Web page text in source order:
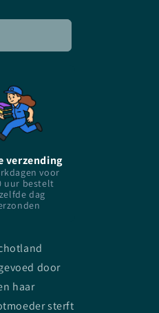
verzending
voor
uur bestelt
dag
door
haar
sterft